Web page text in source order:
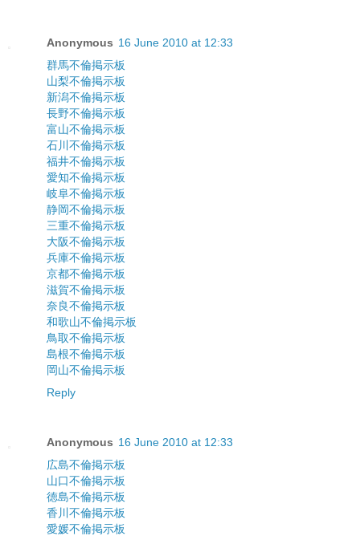
Anonymous 16 June 2010 at 12:33
群馬不倫掲示板
山梨不倫掲示板
新潟不倫掲示板
長野不倫掲示板
富山不倫掲示板
石川不倫掲示板
福井不倫掲示板
愛知不倫掲示板
岐阜不倫掲示板
静岡不倫掲示板
三重不倫掲示板
大阪不倫掲示板
兵庫不倫掲示板
京都不倫掲示板
滋賀不倫掲示板
奈良不倫掲示板
和歌山不倫掲示板
鳥取不倫掲示板
島根不倫掲示板
岡山不倫掲示板
Reply
Anonymous 16 June 2010 at 12:33
広島不倫掲示板
山口不倫掲示板
徳島不倫掲示板
香川不倫掲示板
愛媛不倫掲示板